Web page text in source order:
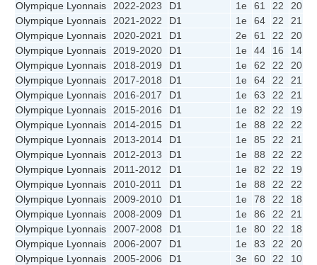
Olympique Lyonnais 2022-2023 D1 1e 61 22 20
Olympique Lyonnais
2021-2022 D1 1e 64 22 21
Olympique Lyonnais
2020-2021 D1 2e 61 22 20
Olympique Lyonnais
2019-2020 D1 1e 44 16 14
Olympique Lyonnais
2018-2019 D1 1e 62 22 20
Olympique Lyonnais
2017-2018 D1 1e 64 22 21
Olympique Lyonnais
2016-2017 D1 1e 63 22 21
Olympique Lyonnais
2015-2016 D1 1e 82 22 19
Olympique Lyonnais
2014-2015 D1 1e 88 22 22
Olympique Lyonnais
2013-2014 D1 1e 85 22 21
Olympique Lyonnais
2012-2013 D1 1e 88 22 22
Olympique Lyonnais
2011-2012 D1 1e 82 22 19
Olympique Lyonnais
2010-2011 D1 1e 88 22 22
Olympique Lyonnais
2009-2010 D1 1e 78 22 18
Olympique Lyonnais
2008-2009 D1 1e 86 22 21
Olympique Lyonnais
2007-2008 D1 1e 80 22 18
Olympique Lyonnais
2006-2007 D1 1e 83 22 20
Olympique Lyonnais
2005-2006 D1 3e 60 22 10